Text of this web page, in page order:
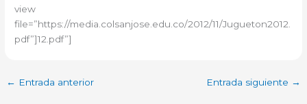
view
file=”https://media.colsanjose.edu.co/2012/11/Jugueton2012.
pdf”]12.pdf”]
← Entrada anterior Entrada siguiente →